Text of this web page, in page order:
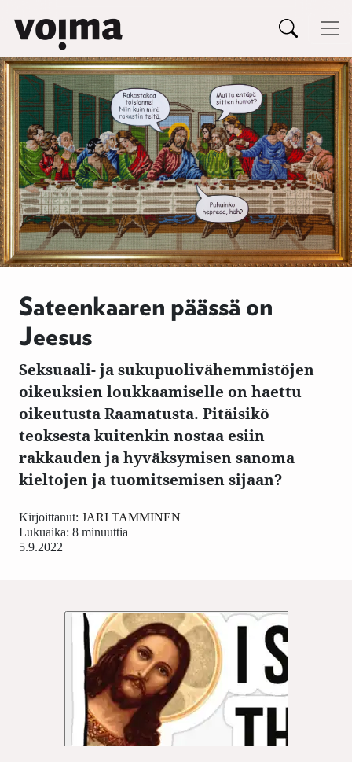
Siirry sisältöön
Päävalikko
Sateenkaaren päässä on
Jeesus
Seksuaali- ja sukupuolivähemmistöjen
oikeuksien loukkaamiselle on haettu
oikeutusta Raamatusta. Pitäisikö
teoksesta kuitenkin nostaa esiin
rakkauden ja hyväksymisen sanoma
kieltojen ja tuomitsemisen sijaan?
5.9.2022
Kirjoittanut: JARI TAMMINEN
Lukuaika: 8 minuuttia